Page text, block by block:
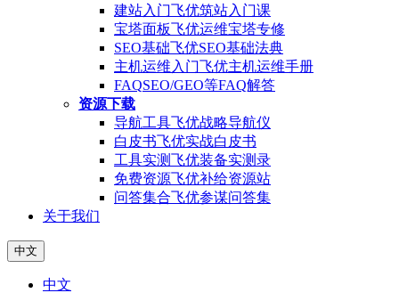
建站入门飞优筑站入门课
宝塔面板飞优运维宝塔专修
SEO基础飞优SEO基础法典
主机运维入门飞优主机运维手册
FAQSEO/GEO等FAQ解答
资源下载
导航工具飞优战略导航仪
白皮书飞优实战白皮书
工具实测飞优装备实测录
免费资源飞优补给资源站
问答集合飞优参谋问答集
关于我们
中文
中文